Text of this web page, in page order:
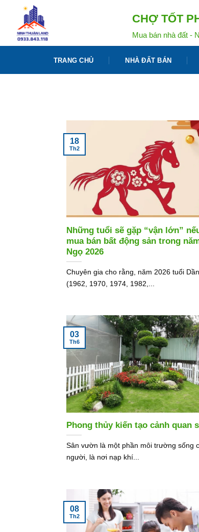
dung
CHỢ TỐT
Mua bán nhà đất -
TRANG CHỦ NHÀ ĐẤT BÁN
Những tuổi sẽ gặp “vận lớn”
mua bán bất động sản trong
Ngọ 2026
Chuyên gia cho rằng, năm 2026 tuổi
(1962, 1970, 1974, 1982,...
18
Th2
Phong thủy kiến tạo cảnh quan
Sân vườn là một phần môi trường sống
người, là nơi nạp khí...
03
Th6
08
Th2